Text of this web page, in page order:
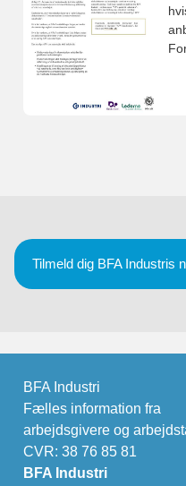
Tilmeld dig BFA Industris
BFA Industri
Fælles information fra
arbejdsgivere og
CVR: 38 76 85 81
BFA Industri